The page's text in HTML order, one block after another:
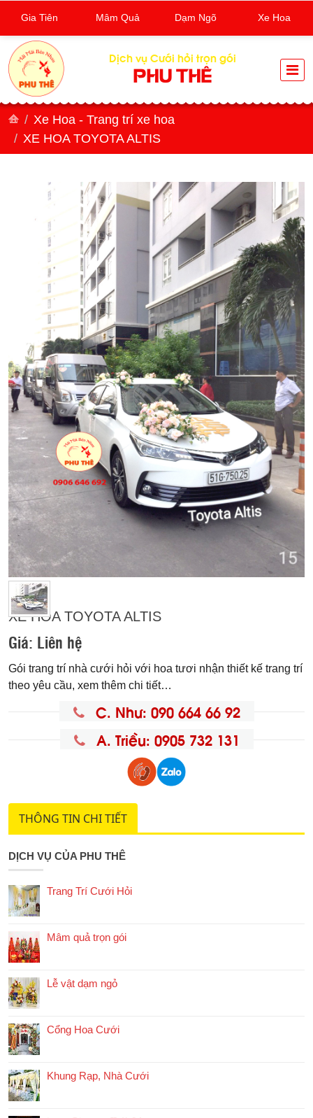
Dịch vụ Cưới hỏi trọn gói
PHU THÊ
Xe Hoa - Trang trí xe hoa
XE HOA TOYOTA ALTIS
XE HOA TOYOTA ALTIS
Giá: Liên hệ
Gói trang trí nhà cưới hỏi với hoa tươi nhận thiết kế trang trí
theo yêu cầu, xem thêm chi tiết…
C. Như: 090 664 66 92
A. Triều: 0905 732 131
THÔNG TIN CHI TIẾT
DỊCH VỤ CỦA PHU THÊ
Trang Trí Cưới Hỏi
Mâm quả trọn gói
Lễ vật dạm ngỏ
Cổng Hoa Cưới
Khung Rạp, Nhà Cưới
Gia Tiên Mâm Quả Dạm Ngõ Xe Hoa